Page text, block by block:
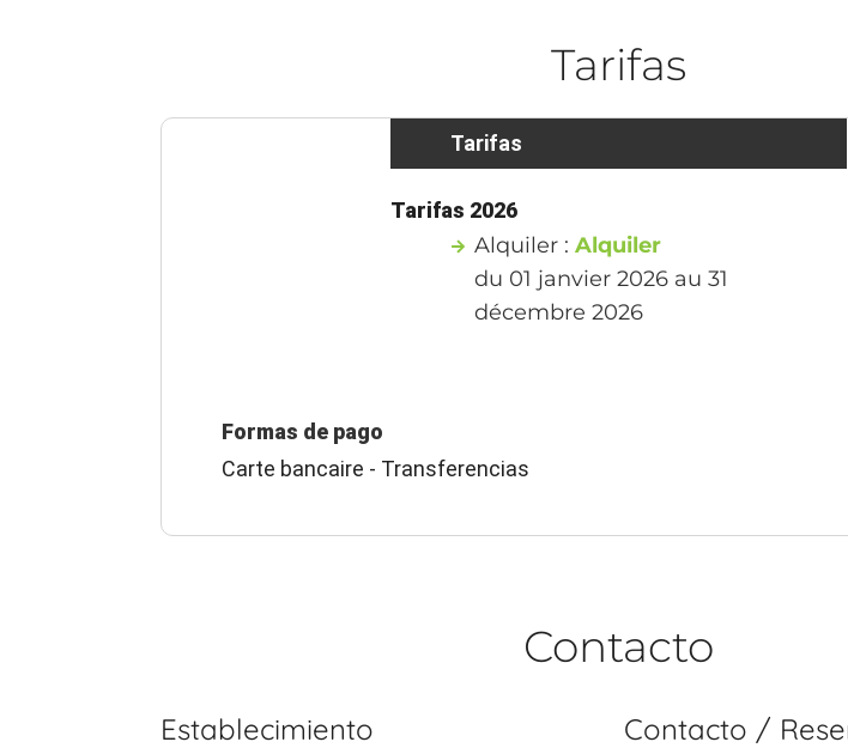
Tarifas
Tarifas
Tarifas 2026
Alquiler : Alquiler
du 01 janvier 2026 au 31
décembre 2026
Formas de pago
Carte bancaire - Transferencias
Contacto
Establecimiento Contacto /